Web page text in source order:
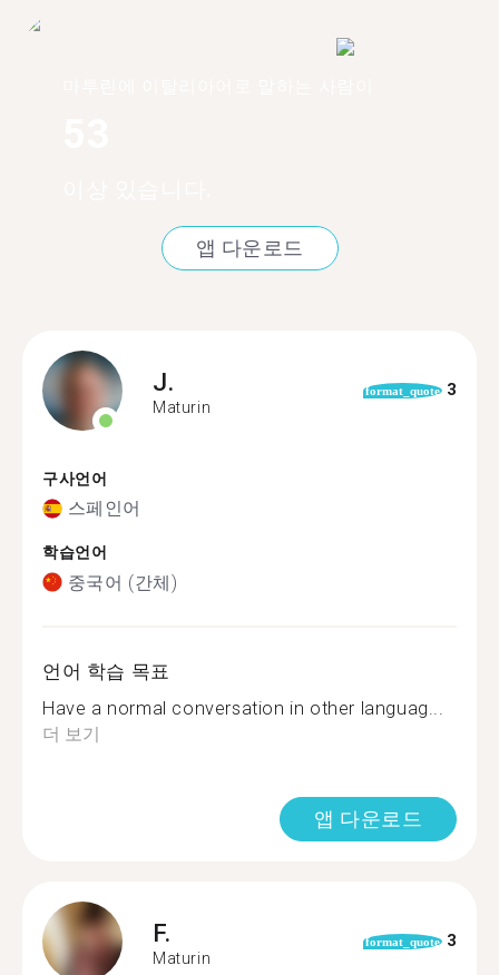
앱 다운로드
J.
Maturin
format_quote 3
구사언어
스페인어
학습언어
중국어 (간체)
언어 학습 목표
Have a normal conversation in other languag...
더 보기
앱 다운로드
F.
Maturin
format_quote 3